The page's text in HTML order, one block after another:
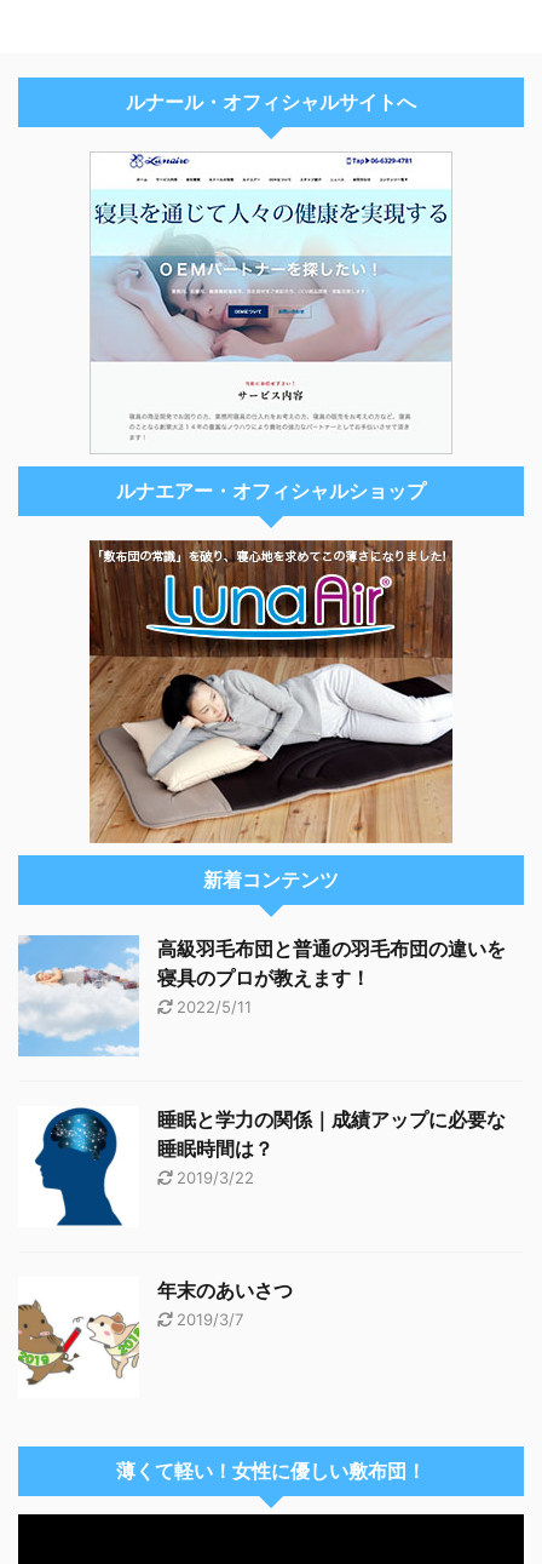
ルナール・オフィシャルサイトへ
ルナエアー・オフィシャルショップ
新着コンテンツ
高級羽毛布団と普通の羽毛布団の違いを
寝具のプロが教えます！
2022/5/11
睡眠と学力の関係｜成績アップに必要な
睡眠時間は？
2019/3/22
年末のあいさつ
2019/3/7
薄くて軽い！女性に優しい敷布団！